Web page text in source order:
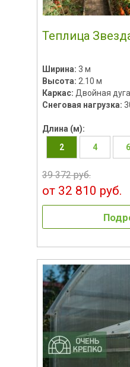
Теплица
Ширина: 3 м
Высота: 2.10 м
Каркас: Двойная
Снеговая нагрузка:
Длина (м):
2
4 6
39 372 руб.
от 32 810 руб.